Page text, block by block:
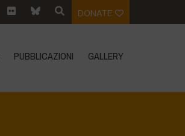
DONATE
PUBBLICAZIONI GALLERY